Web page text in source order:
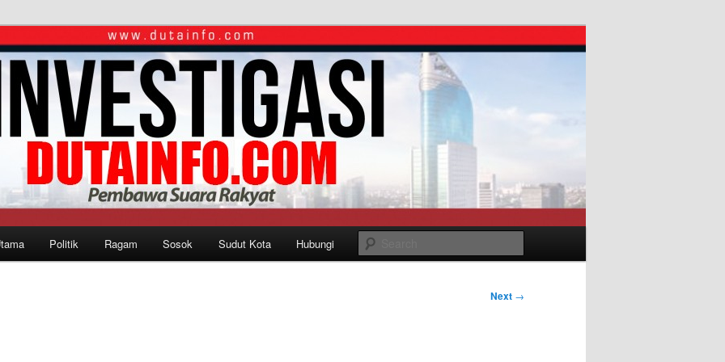
Politik Ragam Sosok Sudut Kota Hubungi
Next →